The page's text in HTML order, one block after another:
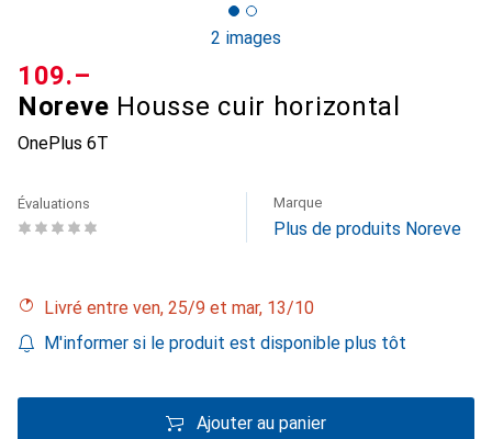
2 images
Noreve Housse cuir horizontal
OnePlus 6T
CHF
109.–
Évaluations Marque
Plus de produits Noreve
Livré entre ven, 25/9 et mar, 13/10
M'informer si le produit est disponible plus tôt
Ajouter au panier